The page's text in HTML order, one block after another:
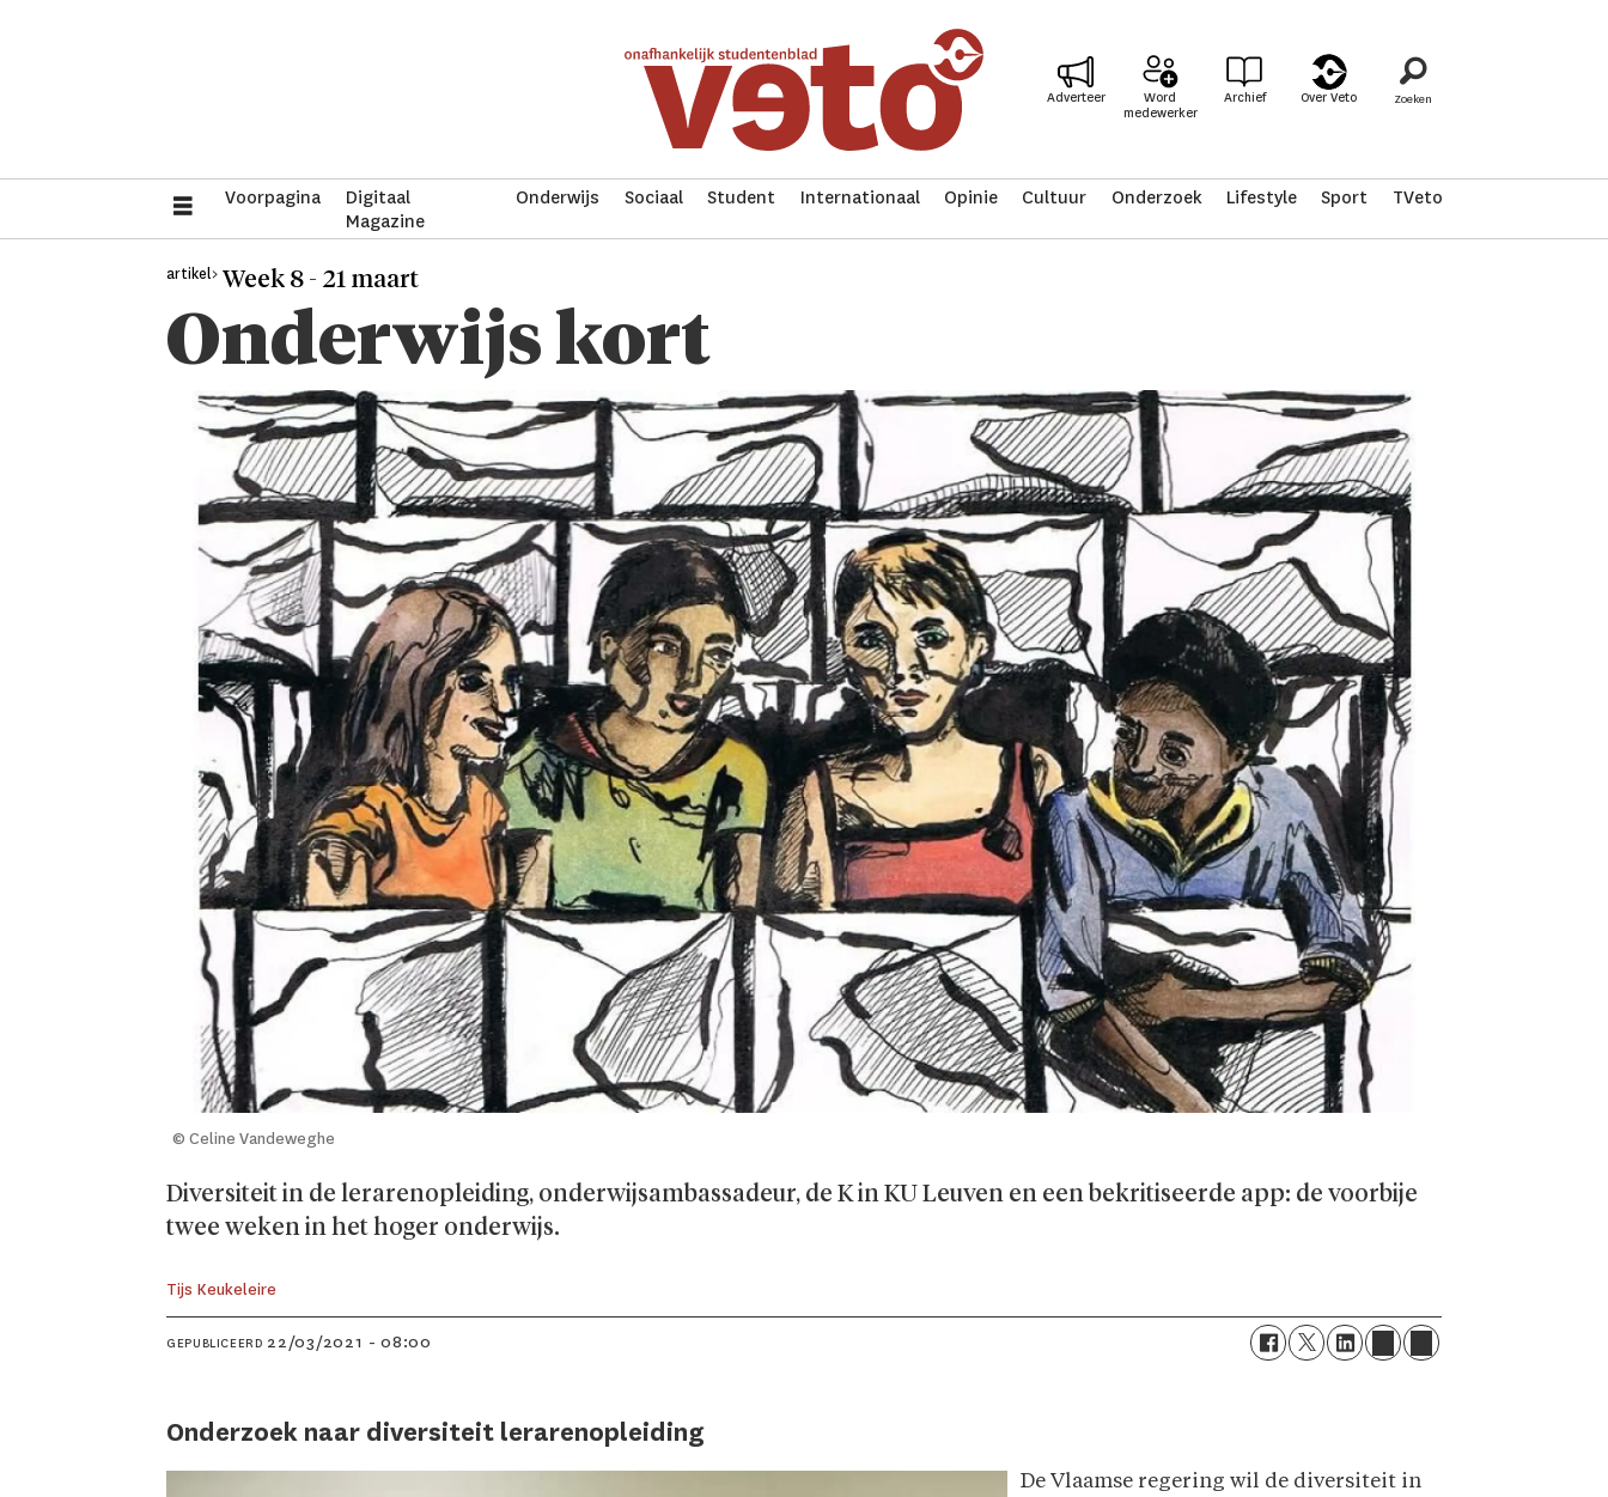
Adverteer
Word
medewerker
Archief Over Veto
Voorpagina
Digitaal
Magazine
Onderwijs Sociaal Student Internationaal Opinie Cultuur Onderzoek Lifestyle Sport TVeto
artikel> Week 8 - 21 maart
Onderwijs kort
© Celine Vandeweghe
Diversiteit in de lerarenopleiding, onderwijsambassadeur, de K in KU Leuven en een bekritiseerde app: de voorbije
twee weken in het hoger onderwijs.
Tijs Keukeleire
GEPUBLICEERD 22/03/2021 - 08:00
Onderzoek naar diversiteit lerarenopleiding
De Vlaamse regering wil de diversiteit in